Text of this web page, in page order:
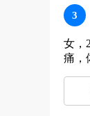
3
女，
痛，